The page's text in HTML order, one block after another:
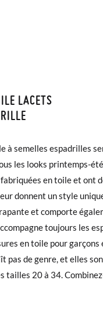
LACETS
à semelles espadrilles
les looks printemps-
en toile et ont
donnent un style
et comporte
toujours les
en toile pour
pas de genre, et elles
tailles 20 à 34.
4 à 5 jours ouvrables
sera expédiée le
et ne
gratuit.
connectez-vous
rendre sur notre page
Une étiquette de retour
donc comparer
que vous possédez, et
22 23 24 25